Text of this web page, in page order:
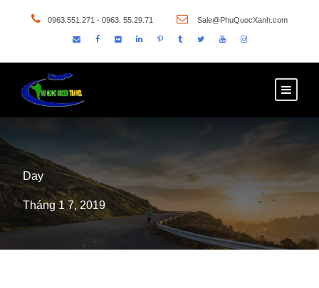
0963.551.271 - 0963. 55.29.71 Sale@PhuQuocXanh.com
Day
Tháng 1 7, 2019